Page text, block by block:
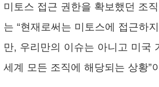
미토스 접근 권한을 확보했던 조
는 “현재로써는 미토스에 접근하
만, 우리만의 이슈는 아니고 미국
세계 모든 조직에 해당되는 상황”